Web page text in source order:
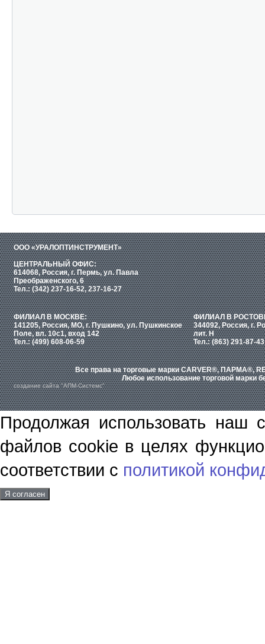
ООО «УРАЛОПТИНСТРУМЕНТ»
ЦЕНТРАЛЬНЫЙ ОФИС:
614068, Россия, г. Пермь, ул. Павла
Преображенского, 6
Тел.: (342) 237-16-52, 237-16-27
ФИЛИАЛ В МОСКВЕ:
141205, Россия, МО, г. Пушкино, ул. Пушкинское
Поле, вл. 10с1, вход 142
Тел.: (499) 608-06-59
ФИЛИАЛ В
344092, Россия, г.
лит. Н
Тел.: (863) 291-87-43
Все права на торговые марки CARVER®, ПАРМА®,
Любое использование торговой марки
создание сайта "АПМ-Системс"
Продолжая использовать наш
файлов cookie в целях
соответствии с политикой
Я согласен